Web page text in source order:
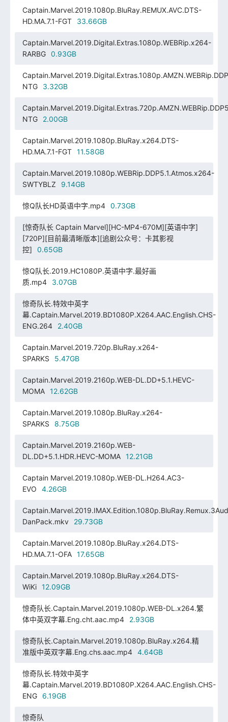
Captain.Marvel.2019.1080p.BluRay.REMUX.AVC.DTS-
HD.MA.7.1-FGT
33.66GB
Captain.Marvel.2019.Digital.Extras.1080p.WEBRip.x264-
RARBG
0.93GB
NTG
3.32GB
NTG
2.00GB
Captain.Marvel.2019.1080p.BluRay.x264.DTS-
HD.MA.7.1-FGT
11.58GB
Captain.Marvel.2019.1080p.WEBRip.DDP5.1.Atmos.x264-
SWTYBLZ
9.14GB
惊Q队长HD英语中字.mp4 0.73GB
[惊奇队长 Captain Marvel][HC-MP4-670M][英语中字]
[720P][目前最清晰版本][追剧公众号：卡其影视
控]
0.65GB
惊Q队长.2019.HC1080P.英语中字.最好画
质.mp4
3.07GB
惊奇队长.特效中英字
幕.Captain.Marvel.2019.BD1080P.X264.AAC.English.CHS-
ENG.264
2.40GB
Captain.Marvel.2019.720p.BluRay.x264-
SPARKS
5.47GB
Captain.Marvel.2019.2160p.WEB-DL.DD+5.1.HEVC-
MOMA
12.62GB
Captain.Marvel.2019.1080p.BluRay.x264-
SPARKS
8.75GB
Captain.Marvel.2019.2160p.WEB-
DL.DD+5.1.HDR.HEVC-MOMA
12.21GB
Captain Marvel.2019.1080p.WEB-DL.H264.AC3-
EVO
4.26GB
DanPack.mkv
29.73GB
Captain.Marvel.2019.1080p.BluRay.x264.DTS-
HD.MA.7.1-OFA
17.65GB
Captain.Marvel.2019.1080p.BluRay.x264.DTS-
WiKi
12.09GB
惊奇队长.Captain.Marvel.2019.1080p.WEB-DL.x264.繁
体中英双字幕.Eng.cht.aac.mp4
2.93GB
惊奇队长.Captain.Marvel.2019.1080p.BluRay.x264.精
准版中英双字幕.Eng.chs.aac.mp4
4.64GB
惊奇队长.特效中英字
幕.Captain.Marvel.2019.BD1080P.X264.AAC.English.CHS-
ENG
6.19GB
惊奇队